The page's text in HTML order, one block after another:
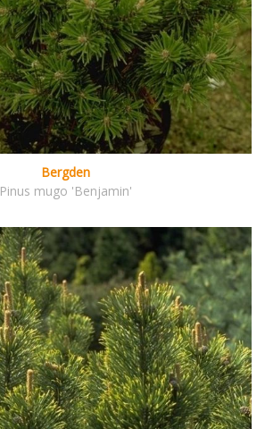
Bergden
Pinus mugo 'Benjamin'